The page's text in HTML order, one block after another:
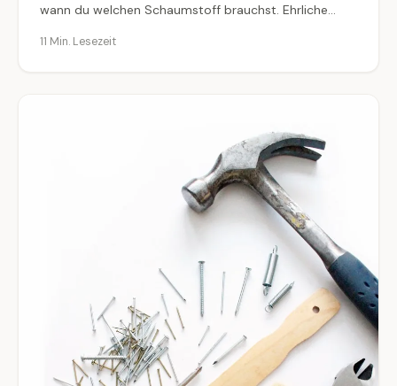
wann du welchen Schaumstoff brauchst. Ehrliche
11 Min. Lesezeit